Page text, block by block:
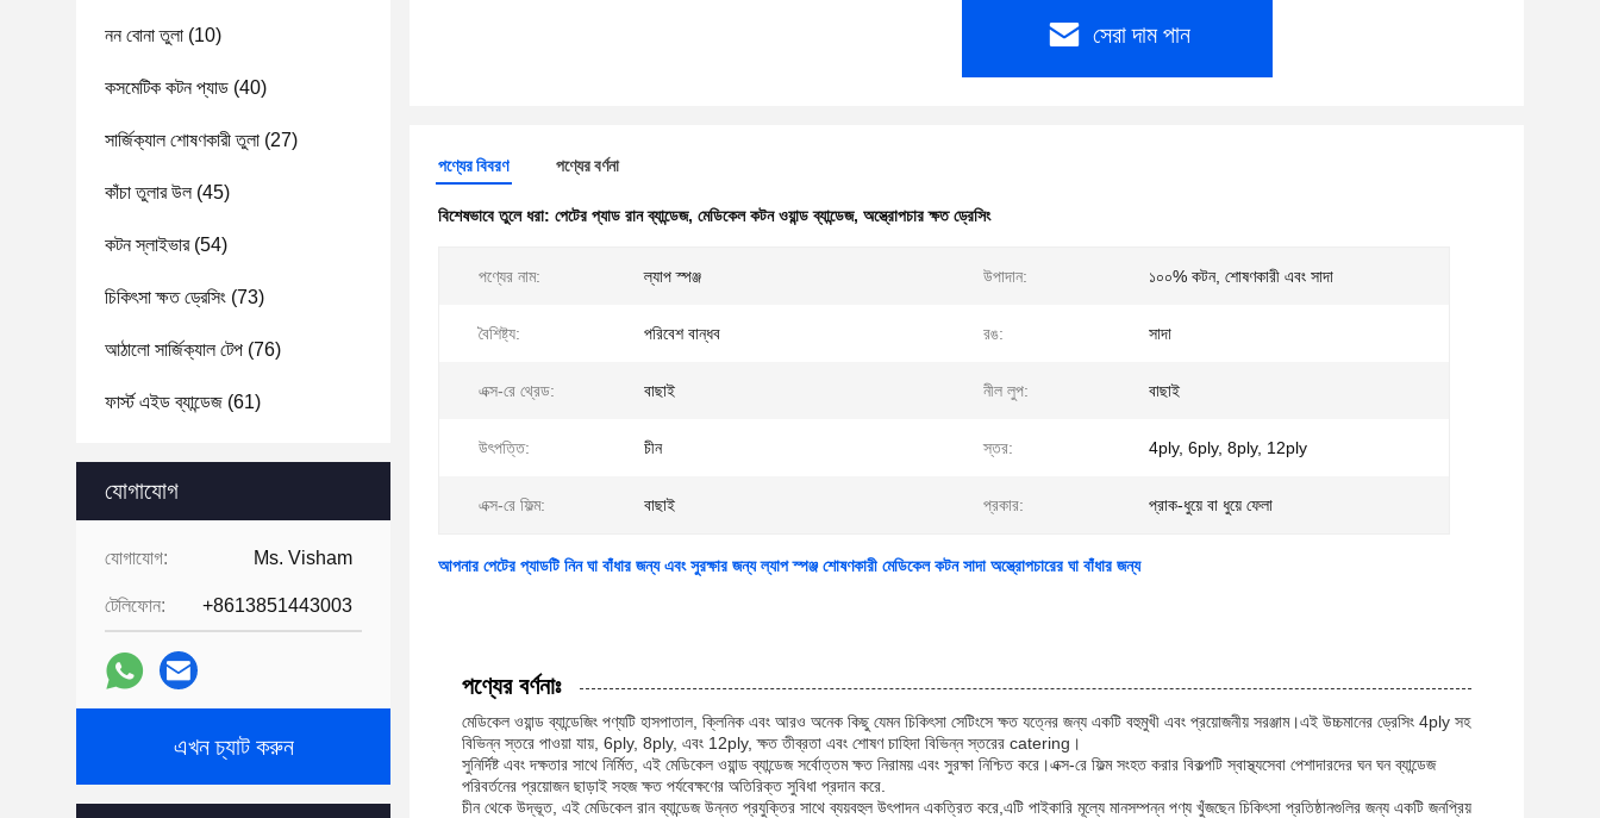
নন বোনা তুলা (10)
কসমেটিক কটন প্যাড (40)
সার্জিক্যাল শোষণকারী তুলা (27)
কাঁচা তুলার উল(45)
কটন স্লাইভার(54)
চিকিৎসা ক্ষত ড্রেসিং (73)
আঠালো সার্জিক্যাল টেপ (76)
ফার্স্ট এইড ব্যান্ডেজ (61)
যোগাযোগ
যোগাযোগ: Ms. Visham
টেলিফোন: +8613851443003
এখন চ্যাট করুন
সেরা দাম পান
পণ্যের বিবরণ পণ্যের বর্ণনা
বিশেষভাবে তুলে ধরা: পেটের প্যাড রান ব্যান্ডেজ, মেডিকেল কটন ওয়ান্ড ব্যান্ডেজ, অস্ত্রোপচার ক্ষত ড্রেসিং
পণ্যের নাম: ল্যাপ স্পঞ্জ উপাদান: ১০০% কটন, শোষণকারী এবং সাদা
বৈশিষ্ট্য: পরিবেশ বান্ধব রঙ: সাদা
এক্স-রে থ্রেড: বাছাই নীল লুপ: বাছাই
উৎপত্তি: চীন স্তর: 4ply, 6ply, 8ply, 12ply
এক্স-রে ফিল্ম: বাছাই প্রকার: প্রাক-ধুয়ে বা ধুয়ে ফেলা
আপনার পেটের প্যাডটি নিন ঘা বাঁধার জন্য এবং সুরক্ষার জন্য ল্যাপ স্পঞ্জ শোষণকারী মেডিকেল কটন সাদা অস্ত্রোপচারের ঘা বাঁধার জন্য
পণ্যের বর্ণনাঃ
মেডিকেল ওয়ান্ড ব্যান্ডেজিং পণ্যটি হাসপাতাল, ক্লিনিক এবং আরও অনেক কিছু যেমন চিকিৎসা সেটিংসে ক্ষত যত্নের জন্য একটি বহুমুখী এবং প্রয়োজনীয় সরঞ্জাম।এই উচ্চমানের ড্রেসিং 4ply সহ
বিভিন্ন স্তরে পাওয়া যায়, 6ply, 8ply, এবং 12ply, ক্ষত তীব্রতা এবং শোষণ চাহিদা বিভিন্ন স্তরের catering।
সুনির্দিষ্ট এবং দক্ষতার সাথে নির্মিত, এই মেডিকেল ওয়ান্ড ব্যান্ডেজ সর্বোত্তম ক্ষত নিরাময় এবং সুরক্ষা নিশ্চিত করে।এক্স-রে ফিল্ম সংহত করার বিকল্পটি স্বাস্থ্যসেবা পেশাদারদের ঘন ঘন ব্যান্ডেজ
পরিবর্তনের প্রয়োজন ছাড়াই সহজ ক্ষত পর্যবেক্ষণের অতিরিক্ত সুবিধা প্রদান করে.
চীন থেকে উদ্ভূত, এই মেডিকেল রান ব্যান্ডেজ উন্নত প্রযুক্তির সাথে ব্যয়বহুল উৎপাদন একত্রিত করে,এটি পাইকারি মূল্যে মানসম্পন্ন পণ্য খুঁজছেন চিকিৎসা প্রতিষ্ঠানগুলির জন্য একটি জনপ্রিয়